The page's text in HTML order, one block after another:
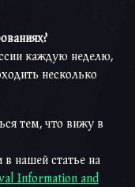
каждую неделю,
несколько
тем, что вижу в
нашей статье на
Information and